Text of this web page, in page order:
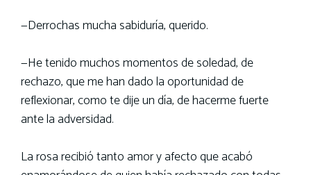
—Derrochas mucha sabiduría, querido.
—He tenido muchos momentos de soledad, de
rechazo, que me han dado la oportunidad de
reflexionar, como te dije un día, de hacerme fuerte
ante la adversidad.
La rosa recibió tanto amor y afecto que acabó